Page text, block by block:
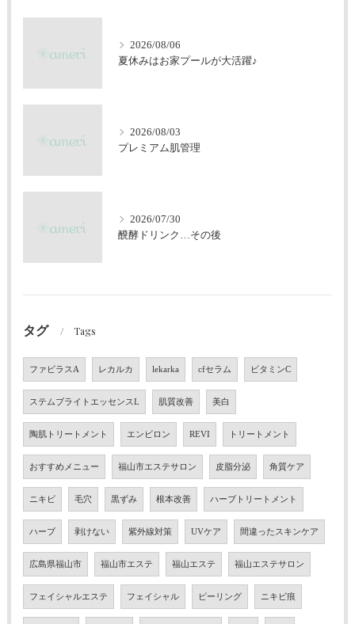
2026/08/06
夏休みはお家プールが大活躍♪
2026/08/03
プレミアム肌管理
2026/07/30
醗酵ドリンク…その後
タグ Tags
ファビラスA レカルカ lekarka cfセラム ビタミンC
ステムブライトエッセンスL 肌質改善 美白
陶肌トリートメント エンビロン REVI トリートメント
おすすめメニュー 福山市エステサロン 皮脂分泌 角質ケア
ニキビ 毛穴 黒ずみ 根本改善 ハーブトリートメント
ハーブ 剥けない 紫外線対策 UVケア 間違ったスキンケア
広島県福山市 福山市エステ 福山エステ 福山エステサロン
フェイシャルエステ フェイシャル ピーリング ニキビ痕